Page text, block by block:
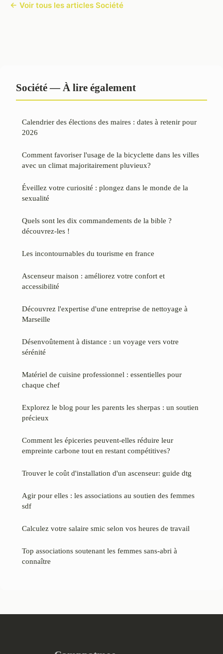
← Voir tous les articles Société
Société — À lire également
Calendrier des élections des maires : dates à retenir pour
2026
Comment favoriser l'usage de la bicyclette dans les villes
avec un climat majoritairement pluvieux?
Éveillez votre curiosité : plongez dans le monde de la
sexualité
Quels sont les dix commandements de la bible ?
découvrez-les !
Les incontournables du tourisme en france
Ascenseur maison : améliorez votre confort et
accessibilité
Découvrez l'expertise d'une entreprise de nettoyage à
Marseille
Désenvoûtement à distance : un voyage vers votre
sérénité
Matériel de cuisine professionnel : essentielles pour
chaque chef
Explorez le blog pour les parents les sherpas : un soutien
précieux
Comment les épiceries peuvent-elles réduire leur
empreinte carbone tout en restant compétitives?
Trouver le coût d'installation d'un ascenseur: guide dtg
Agir pour elles : les associations au soutien des femmes
sdf
Calculez votre salaire smic selon vos heures de travail
Top associations soutenant les femmes sans-abri à
connaître